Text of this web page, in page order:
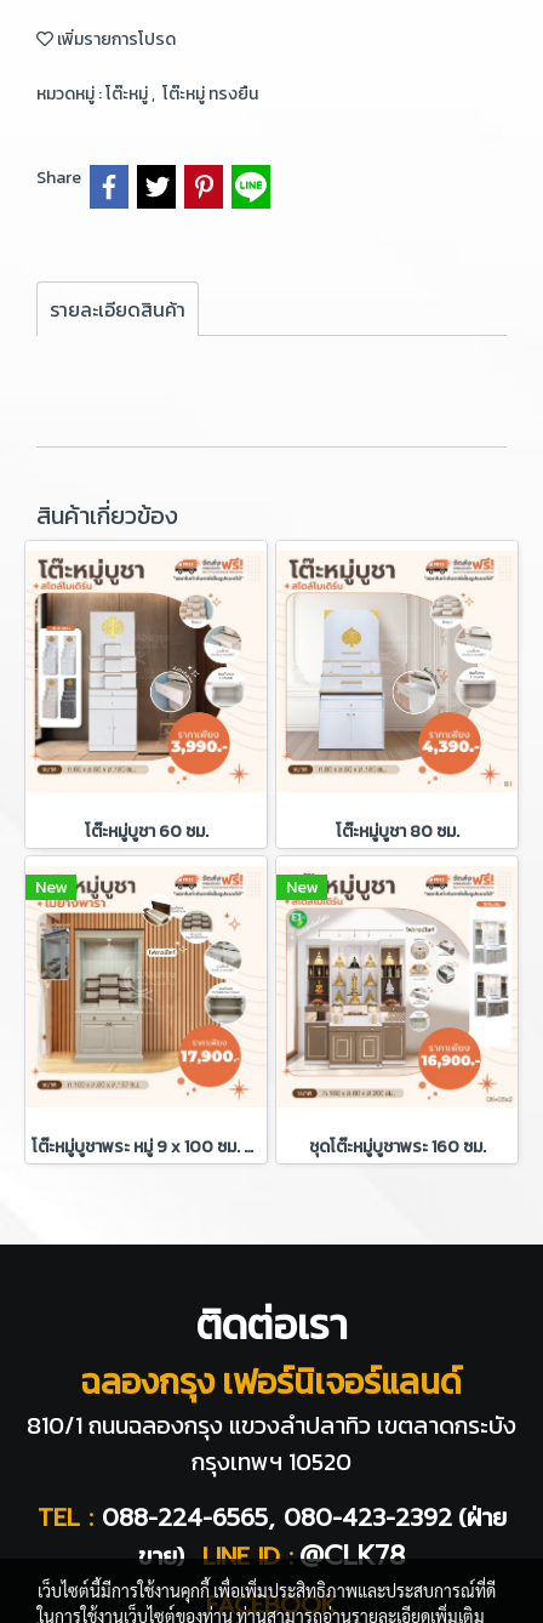
เพิ่มรายการโปรด
หมวดหมู่ :โต๊ะหมู่, โต๊ะหมู่ ทรงยืน
Share
รายละเอียดสินค้า
สินค้าเกี่ยวข้อง
โต๊ะหมู่บูชา 60 ซม. โต๊ะหมู่บูชา 80 ซม.
New
โต๊ะหมู่บูชาพระ หมู่ 9 x 100 ซม. + กระจกครอบ+ไฟดาวน์ไลท์
New
ชุดโต๊ะหมู่บูชาพระ 160 ซม.
ติดต่อเรา
ฉลองกรุง เฟอร์นิเจอร์แลนด์
810/1 ถนนฉลองกรุง แขวงลำปลาทิว เขตลาดกระบัง
กรุงเทพฯ 10520
TEL : 088-224-6565, 080-423-2392 (ฝ่าย
ขาย) LINE ID : @CLK78
FACEBOOK
เว็บไซต์นี้มีการใช้งานคุกกี้ เพื่อเพิ่มประสิทธิภาพและประสบการณ์ที่ดี
ในการใช้งานเว็บไซต์ของท่าน ท่านสามารถอ่านรายละเอียดเพิ่มเติม